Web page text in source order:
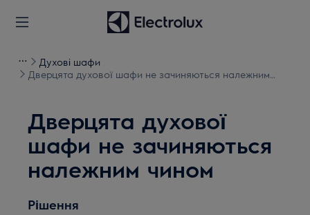
Духові шафи
Дверцята духової шафи не зачиняються належним
Дверцята духової
шафи не зачиняються
належним чином
Рішення